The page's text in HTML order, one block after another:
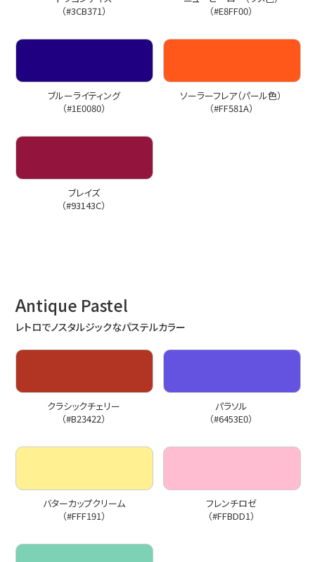
（#3CB371）
（#E8FF00）
ブルーライティング
（#1E0080）
ソーラーフレア（パール色）
（#FF581A）
ブレイズ
（#93143C）
Antique Pastel
レトロでノスタルジックなパステルカラー
クラシックチェリー
（#B23422）
パラソル
（#6453E0）
バターカップクリーム
（#FFF191）
フレンチロゼ
（#FFBDD1）